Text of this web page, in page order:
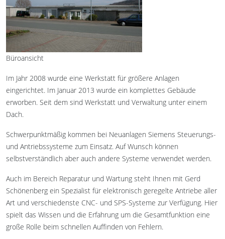
Büroansicht
Im Jahr 2008 wurde eine Werkstatt für größere Anlagen
eingerichtet. Im Januar 2013 wurde ein komplettes Gebäude
erworben. Seit dem sind Werkstatt und Verwaltung unter einem
Dach.
Schwerpunktmäßig kommen bei Neuanlagen Siemens Steuerungs-
und Antriebssysteme zum Einsatz. Auf Wunsch können
selbstverständlich aber auch andere Systeme verwendet werden.
Auch im Bereich Reparatur und Wartung steht Ihnen mit Gerd
Schönenberg ein Spezialist für elektronisch geregelte Antriebe aller
Art und verschiedenste CNC- und SPS-Systeme zur Verfügung. Hier
spielt das Wissen und die Erfahrung um die Gesamtfunktion eine
große Rolle beim schnellen Auffinden von Fehlern.